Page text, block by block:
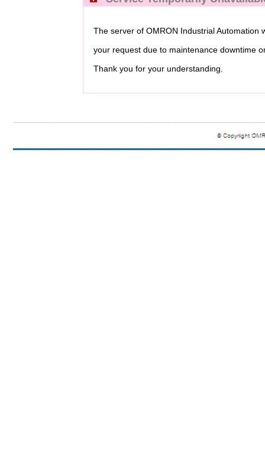
The server of OMRON Industrial Automation
your request due to maintenance downtime
Thank you for your understanding.